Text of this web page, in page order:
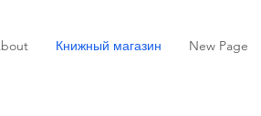
Книжный магазин New Page